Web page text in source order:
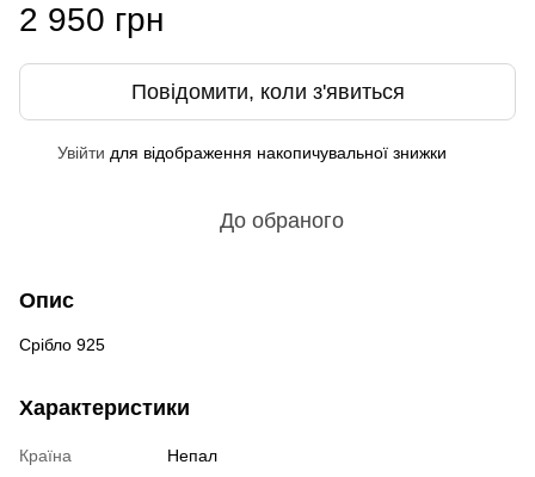
2 950 грн
Повідомити, коли з'явиться
Увійти для відображення накопичувальної знижки
До обраного
Опис
Срібло 925
Характеристики
Країна
Непал